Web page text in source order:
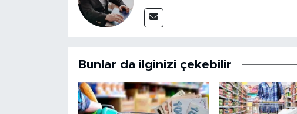
Bunlar da ilginizi çekebilir